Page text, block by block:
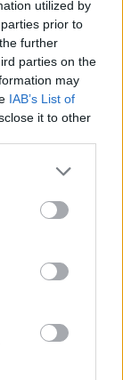
utilized by
prior to
further
parties on the
may
IAB’s List of
it to other
more Google
may click to
tags to
below Google
–